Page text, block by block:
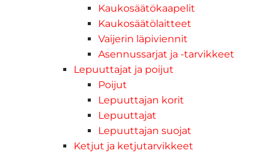
Kaukosäätökaapelit
Kaukosäätölaitteet
Vaijerin läpiviennit
Asennussarjat ja -tarvikkeet
Lepuuttajat ja poijut
Poijut
Lepuuttajan korit
Lepuuttajat
Lepuuttajan suojat
Ketjut ja ketjutarvikkeet